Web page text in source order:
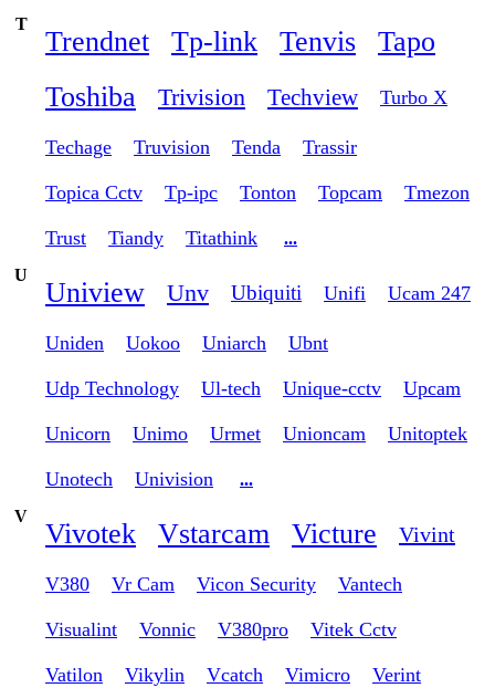
T
Trendnet Tp-link Tenvis
Tapo
Toshiba
Trivision Techview Turbo X
Techage Truvision Tenda Trassir
Topica Cctv Tp-ipc Tonton Topcam Tmezon
Trust Tiandy Titathink
...
U
Uniview Unv Ubiquiti Unifi Ucam 247
Uniden Uokoo Uniarch Ubnt
Udp Technology Ul-tech Unique-cctv Upcam
Unicorn Unimo Urmet Unioncam Unitoptek
Unotech Univision
...
V
Vivotek Vstarcam Victure Vivint
V380 Vr Cam Vicon Security Vantech
Visualint Vonnic V380pro Vitek Cctv
Vatilon Vikylin Vcatch Vimicro Verint